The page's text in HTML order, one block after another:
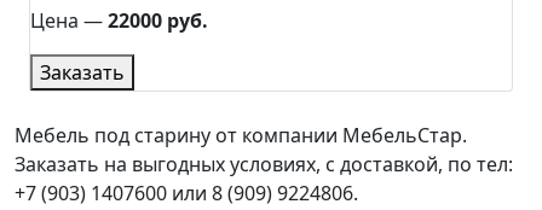
Цена ―22000 руб.
Заказать
Мебель под старину от компании МебельСтар.
Заказать на выгодных условиях, с доставкой, по тел:
+7 (903) 1407600 или 8 (909) 9224806.